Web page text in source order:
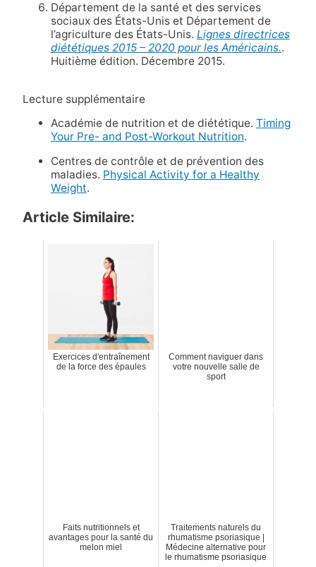
Département de la santé et des services
sociaux des États-Unis et Département de
l’agriculture des États-Unis. Lignes directrices
diététiques 2015 – 2020 pour les Américains..
Huitième édition. Décembre 2015.
Lecture supplémentaire
Académie de nutrition et de diététique. Timing
Your Pre- and Post-Workout Nutrition.
Centres de contrôle et de prévention des
maladies. Physical Activity for a Healthy
Weight.
Article Similaire:
Exercices d'entraînement
de la force des épaules
Comment naviguer dans
votre nouvelle salle de
sport
Faits nutritionnels et
avantages pour la santé du
melon miel
Traitements naturels du
rhumatisme psoriasique |
Médecine alternative pour
le rhumatisme psoriasique